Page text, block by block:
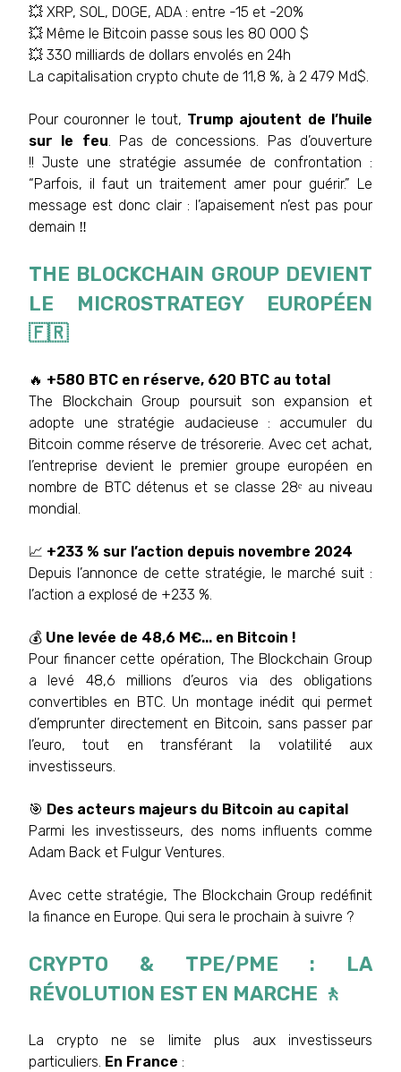
💥 XRP, SOL, DOGE, ADA : entre -15 et -20%
💥 Même le Bitcoin passe sous les 80 000 $
💥 330 milliards de dollars envolés en 24h
La capitalisation crypto chute de 11,8 %, à 2 479 Md$.
Pour couronner le tout, Trump ajoutent de l’huile
sur le feu. Pas de concessions. Pas d’ouverture
!! Juste une stratégie assumée de confrontation :
“Parfois, il faut un traitement amer pour guérir.” Le
message est donc clair : l’apaisement n’est pas pour
demain ‼️
THE BLOCKCHAIN GROUP DEVIENT
LE MICROSTRATEGY EUROPÉEN
🇫🇷
🔥 +580 BTC en réserve, 620 BTC au total
The Blockchain Group poursuit son expansion et
adopte une stratégie audacieuse : accumuler du
Bitcoin comme réserve de trésorerie. Avec cet achat,
l’entreprise devient le premier groupe européen en
nombre de BTC détenus et se classe 28ᵉ au niveau
mondial.
📈 +233 % sur l’action depuis novembre 2024
Depuis l’annonce de cette stratégie, le marché suit :
l’action a explosé de +233 %.
💰 Une levée de 48,6 M€... en Bitcoin !
Pour financer cette opération, The Blockchain Group
a levé 48,6 millions d’euros via des obligations
convertibles en BTC. Un montage inédit qui permet
d’emprunter directement en Bitcoin, sans passer par
l’euro, tout en transférant la volatilité aux
investisseurs.
🎯 Des acteurs majeurs du Bitcoin au capital
Parmi les investisseurs, des noms influents comme
Adam Back et Fulgur Ventures.
Avec cette stratégie, The Blockchain Group redéfinit
la finance en Europe. Qui sera le prochain à suivre ?
CRYPTO & TPE/PME : LA
RÉVOLUTION EST EN MARCHE 🚶
La crypto ne se limite plus aux investisseurs
particuliers. En France :